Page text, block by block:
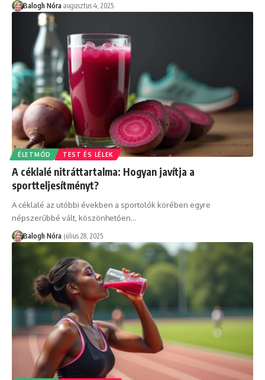
Balogh Nóra augusztus 4, 2025
ÉLETMÓD TEST ÉS LÉLEK
A céklalé nitráttartalma: Hogyan javítja a
sportteljesítményt?
A céklalé az utóbbi években a sportolók körében egyre
népszerűbbé vált, köszönhetően…
Balogh Nóra július 28, 2025